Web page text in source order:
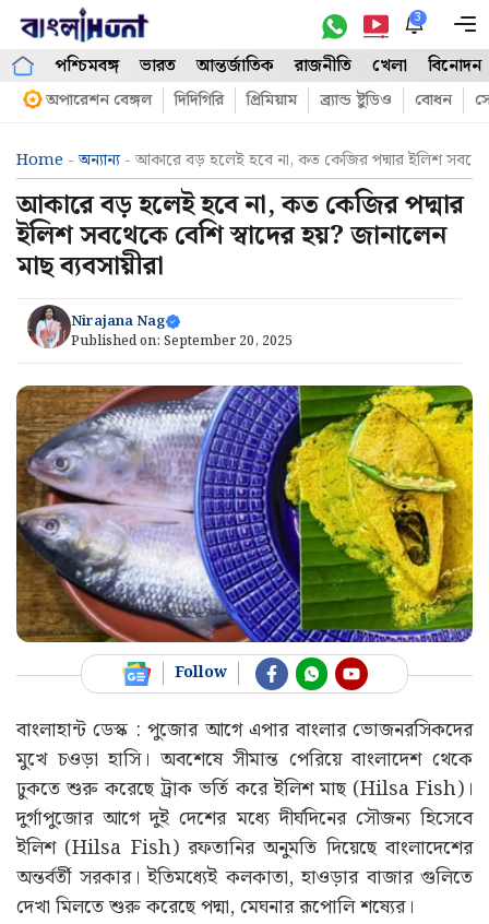
Skip
content
3
পশ্চিমবঙ্গ ভারত আন্তর্জাতিক রাজনীতি খেলা বিনোদন
অপারেশন বেঙ্গল দিদিগিরি প্রিমিয়াম ব্র্যান্ড ষ্টুডিও বোধন
Home -অন্যান্য- আকারে বড় হলেই হবে না, কত কেজির পদ্মার ইলিশ সবথেকে
আকারে বড় হলেই হবে না, কত কেজির পদ্মার
ইলিশ সবথেকে বেশি স্বাদের হয়? জানালেন
মাছ ব্যবসায়ীরা
Nirajana Nag
Published on: September 20, 2025
Follow
বাংলাহান্ট ডেস্ক : পুজোর আগে এপার বাংলার ভোজনরসিকদের
মুখে চওড়া হাসি। অবশেষে সীমান্ত পেরিয়ে বাংলাদেশ থেকে
ঢুকতে শুরু করেছে ট্রাক ভর্তি করে ইলিশ মাছ (Hilsa Fish)।
দুর্গাপুজোর আগে দুই দেশের মধ্যে দীর্ঘদিনের সৌজন্য হিসেবে
ইলিশ (Hilsa Fish) রফতানির অনুমতি দিয়েছে বাংলাদেশের
অন্তর্বর্তী সরকার। ইতিমধ্যেই কলকাতা, হাওড়ার বাজার গুলিতে
দেখা মিলতে শুরু করেছে পদ্মা, মেঘনার রূপোলি শষ্যের।